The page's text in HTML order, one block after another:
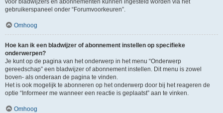
gebruikerspaneel onder “Forumvoorkeuren”.
Omhoog
Hoe kan ik een bladwijzer of abonnement instellen op specifieke
onderwerpen?
Je kunt op de pagina van het onderwerp in het menu “Onderwerp
gereedschap” een bladwijzer of abonnement instellen. Dit menu is zowel
boven- als onderaan de pagina te vinden.
Het is ook mogelijk te abonneren op het onderwerp door bij het reageren de
optie “Informeer me wanneer een reactie is geplaatst” aan te vinken.
Omhoog